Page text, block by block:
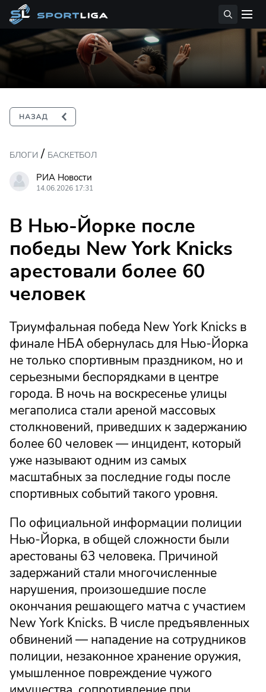
БЛОГИ / БАСКЕТБОЛ
РИА Новости
14.06.2026 17:31
В Нью-Йорке после
победы New York Knicks
арестовали более 60
человек
Триумфальная победа New York Knicks в
финале НБА обернулась для Нью-Йорка
не только спортивным праздником, но и
серьезными беспорядками в центре
города. В ночь на воскресенье улицы
мегаполиса стали ареной массовых
столкновений, приведших к задержанию
более 60 человек — инцидент, который
уже называют одним из самых
масштабных за последние годы после
спортивных событий такого уровня.
По официальной информации полиции
Нью-Йорка, в общей сложности были
арестованы 63 человека. Причиной
задержаний стали многочисленные
нарушения, произошедшие после
окончания решающего матча с участием
New York Knicks. В числе предъявленных
обвинений — нападение на сотрудников
полиции, незаконное хранение оружия,
умышленное повреждение чужого